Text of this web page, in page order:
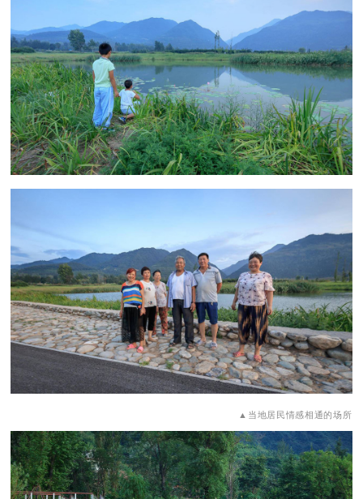
▲当地居民情感相通的场所